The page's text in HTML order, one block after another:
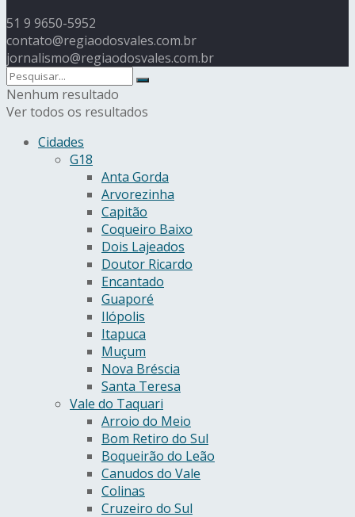
51 9 9650-5952
contato@regiaodosvales.com.br
jornalismo@regiaodosvales.com.br
Nenhum resultado
Ver todos os resultados
Cidades
G18
Anta Gorda
Arvorezinha
Capitão
Coqueiro Baixo
Dois Lajeados
Doutor Ricardo
Encantado
Guaporé
Ilópolis
Itapuca
Muçum
Nova Bréscia
Santa Teresa
Vale do Taquari
Arroio do Meio
Bom Retiro do Sul
Boqueirão do Leão
Canudos do Vale
Colinas
Cruzeiro do Sul